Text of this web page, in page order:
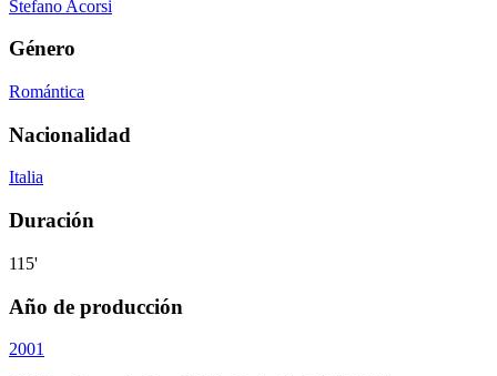
Stefano Acorsi
Género
Romántica
Nacionalidad
Italia
Duración
115'
Año de producción
2001